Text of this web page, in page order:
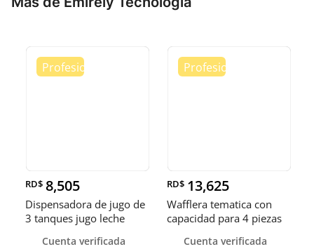
RD$ 8,505
Dispensadora de jugo de
3 tanques jugo leche
Cuenta verificada
RD$ 13,625
Wafflera tematica con
capacidad para 4 piezas
Cuenta verificada